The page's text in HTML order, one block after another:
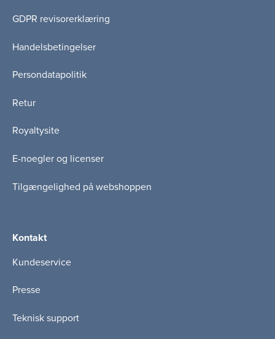
GDPR revisorerklæring
Handelsbetingelser
Persondatapolitik
Retur
Royaltysite
E-noegler og licenser
Tilgængelighed på webshoppen
Kontakt
Kundeservice
Presse
Teknisk support